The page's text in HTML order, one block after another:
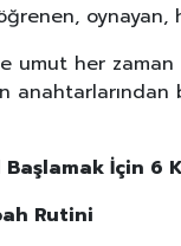
umut her
anahtarlarından
Başlamak İçin 6
Rutini